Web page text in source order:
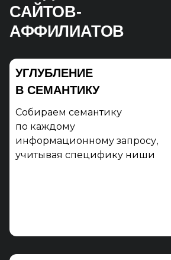
САЙТОВ-
АФФИЛИАТОВ
УГЛУБЛЕНИЕ
В СЕМАНТИКУ
Собираем семантику
по каждому
информационному запросу,
учитывая специфику ниши